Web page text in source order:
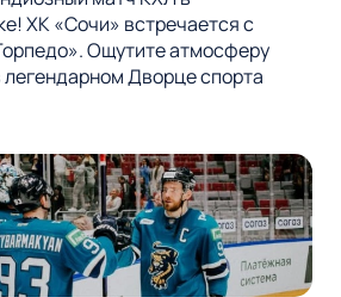
ХК «Сочи» встречается с
Ощутите атмосферу
легендарном Дворце спорта